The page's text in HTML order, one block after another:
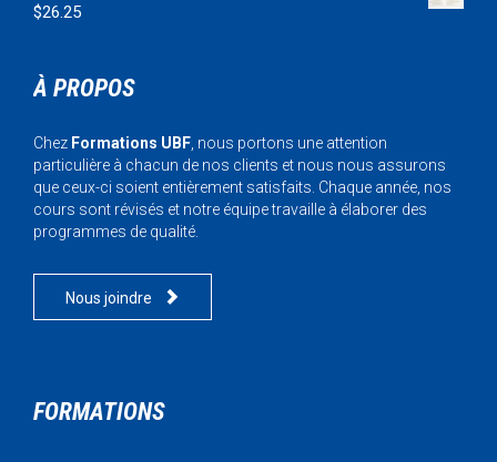
$26.25
À PROPOS
Chez Formations UBF , nous portons une attention
particulière à chacun de nos clients et nous nous assurons
que ceux-ci soient entièrement satisfaits. Chaque année, nos
cours sont révisés et notre équipe travaille à élaborer des
programmes de qualité.
Nous joindre 
FORMATIONS